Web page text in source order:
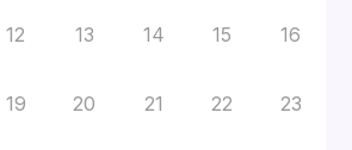
12 13 14 15 16
19 20 21 22 23